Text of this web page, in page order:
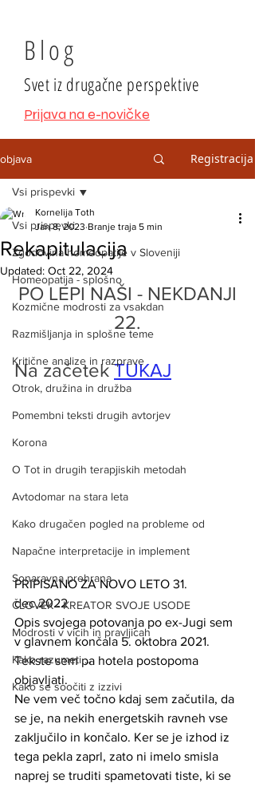
Blog
Svet iz drugačne perspektive
Prijava na e-novičke
objava Registracija
Vsi prispevki
Zgodovina homeopatije v Sloveniji
Homeopatija - splošno
Kozmične modrosti za vsakdan
Razmišljanja in splošne teme
Kritične analize in razprave
Otrok, družina in družba
Pomembni teksti drugih avtorjev
Korona
O Tot in drugih terapjiskih metodah
Avtodomar na stara leta
Kako drugačen pogled na probleme od
Napačne interpretacije in implement
Sonaravna prehrana
ČLOVEK - KREATOR SVOJE USODE
Modrosti v vicih in pravljicah
Kako razumeti ...
Kako se soočiti z izzivi
Vsi prispevki
Rekapitulacija
Kornelija Toth
Jan 8, 2023 Branje traja 5 min
Updated: Oct 22, 2024
PO LEPI NAŠI - NEKDANJI
22.
Na začetek TUKAJ
PRIPISANO ZA NOVO LETO 31.
dec.2022
Opis svojega potovanja po ex-Jugi sem
v glavnem končala 5. oktobra 2021.
Tekste sem pa hotela postopoma
objavljati.
Ne vem več točno kdaj sem začutila, da
se je, na nekih energetskih ravneh vse
zaključilo in končalo. Ker se je izhod iz
tega pekla zaprl, zato ni imelo smisla
naprej se truditi spametovati tiste, ki se